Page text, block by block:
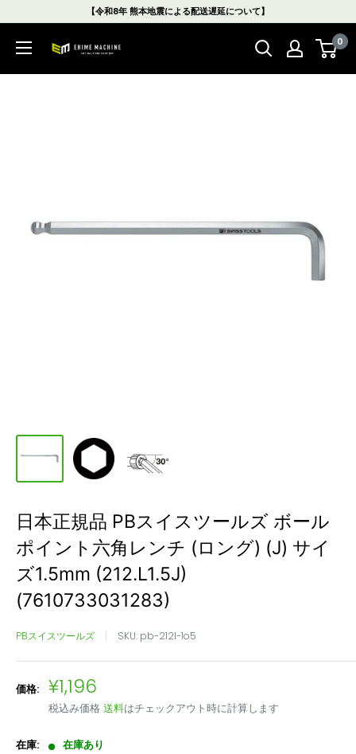
ン
【令和8年 熊本地震による配送遅延について】
エ
0
日本正規品 PBスイスツールズ ボール
ポイント六角レンチ (ロング) (J) サイ
ズ1.5mm (212.L1.5J)
(7610733031283)
PBスイスツールズ SKU: pb-212l-1o5
価格: 販
売
価
格
¥1,196
税込み価格 送料はチェックアウト時に計算します
在庫: 在庫あり